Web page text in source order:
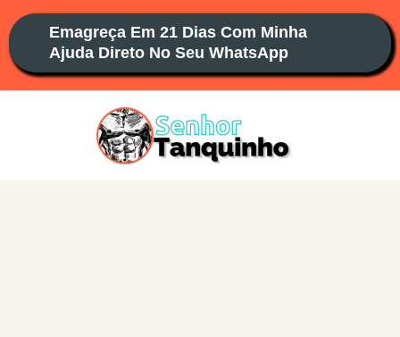
para
conteúdo
Emagreça Em 21 Dias Com Minha
Ajuda Direto No Seu WhatsApp